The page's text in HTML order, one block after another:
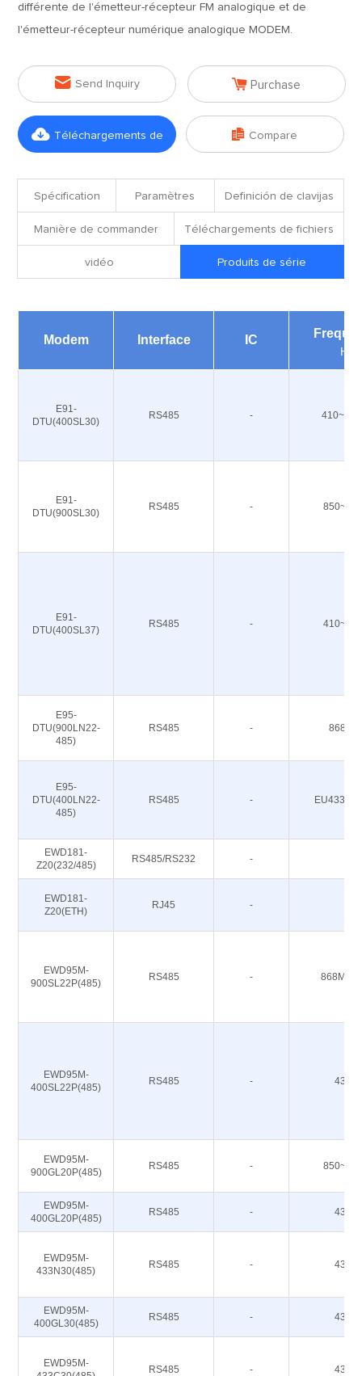
différente de l'émetteur-récepteur FM analogique et de
l'émetteur-récepteur numérique analogique MODEM.
 Send Inquiry  Purchase
 Téléchargements de  Compare
Spécification Paramètres Definición de clavijas
Manière de commander Téléchargements de fichiers
vidéo Produits de série
Modem Interface IC
Hz
E91-
DTU(400SL30)
RS485 -
E91-
DTU(900SL30)
RS485 -
E91-
DTU(400SL37)
RS485 -
E95-
DTU(900LN22-
485)
RS485 - 868/
E95-
DTU(400LN22-
485)
RS485 - EU433/
EWD181-
Z20(232/485)
RS485/RS232 -
EWD181-
Z20(ETH)
RJ45 -
EWD95M-
900SL22P(485)
RS485 - 868M
EWD95M-
400SL22P(485)
RS485 - 433M
EWD95M-
900GL20P(485)
RS485 -
EWD95M-
400GL20P(485)
RS485 - 433M
EWD95M-
433N30(485)
RS485 - 433M
EWD95M-
400GL30(485)
RS485 - 433M
EWD95M-
RS485 - 433M